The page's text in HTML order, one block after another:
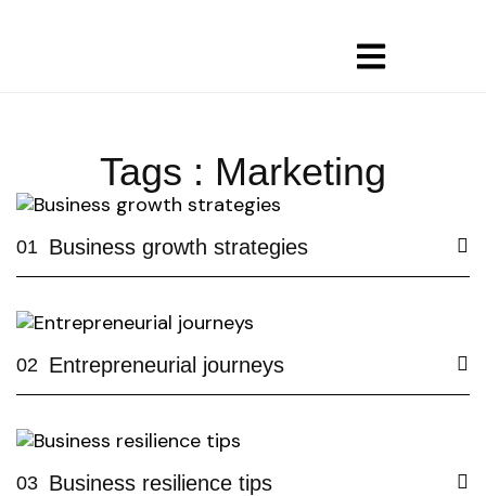
Tags : Marketing
01 Business growth strategies
02 Entrepreneurial journeys
03 Business resilience tips